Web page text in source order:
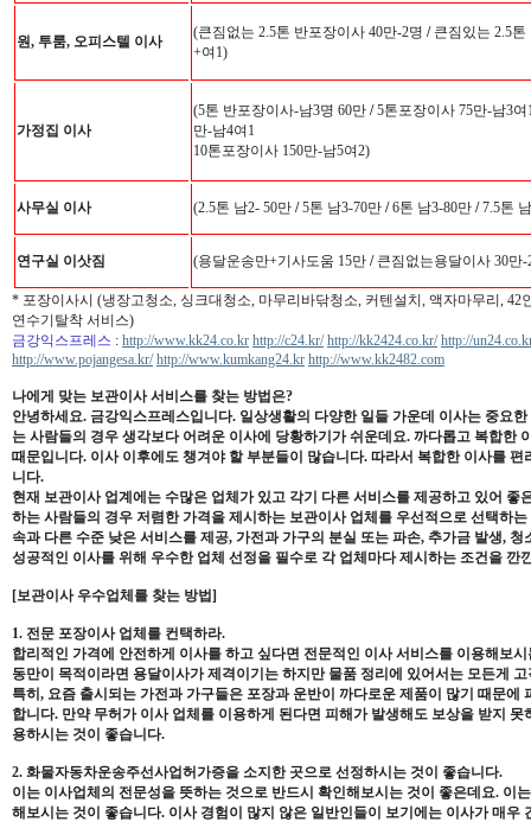
원, 투룸, 오피스텔 이사
(큰짐없는 2.5톤 반포장이사 40만-2명 /큰짐있는 2.5톤
+여1)
가정집 이사
(5톤 반포장이사-남3명 60만 /5톤포장이사 75만-남3여
만-남4여1
10톤포장이사 150만-남5여2)
사무실 이사 (2.5톤 남2- 50만 /5톤 남3-70만 /6톤 남3-80만 /7.5톤
연구실 이삿짐 (용달운송만+기사도움 15만 /큰짐없는용달이사 30만
* 포장이사시 (냉장고청소, 싱크대청소, 마무리바닦청소, 커텐설치, 액자마무리,
연수기탈착 서비스)
금강익스프레스 : http://www.kk24.co.kr http://c24.kr/ http://kk2424.co.kr/ http://
http://www.pojangesa.kr/ http://www.kumkang24.kr http://www.kk2482.com
나에게 맞는 보관이사 서비스를 찾는 방법은?
안녕하세요. 금강익스프레스입니다. 일상생활의 다양한 일들 가운데 이사는 중요
는 사람들의 경우 생각보다 어려운 이사에 당황하기가 쉬운데요. 까다롭고 복합한
때문입니다. 이사 이후에도 챙겨야 할 부분들이 많습니다. 따라서 복합한 이사를
니다.
현재 보관이사 업계에는 수많은 업체가 있고 각기 다른 서비스를 제공하고 있어 좋
하는 사람들의 경우 저렴한 가격을 제시하는 보관이사 업체를 우선적으로 선택하
속과 다른 수준 낮은 서비스를 제공, 가전과 가구의 분실 또는 파손, 추가금 발생,
성공적인 이사를 위해 우수한 업체 선정을 필수로 각 업체마다 제시하는 조건을 깐
[보관이사 우수업체를 찾는 방법]
1. 전문 포장이사 업체를 컨택하라.
합리적인 가격에 안전하게 이사를 하고 싶다면 전문적인 이사 서비스를 이용해보
동만이 목적이라면 용달이사가 제격이기는 하지만 물품 정리에 있어서는 모든게
특히, 요즘 출시되는 가전과 가구들은 포장과 운반이 까다로운 제품이 많기 때문에
합니다. 만약 무허가 이사 업체를 이용하게 된다면 피해가 발생해도 보상을 받지
용하시는 것이 좋습니다.
2. 화물자동차운송주선사업허가증을 소지한 곳으로 선정하시는 것이 좋습니다.
이는 이사업체의 전문성을 뜻하는 것으로 반드시 확인해보시는 것이 좋은데요. 이
해보시는 것이 좋습니다. 이사 경험이 많지 않은 일반인들이 보기에는 이사가 매우